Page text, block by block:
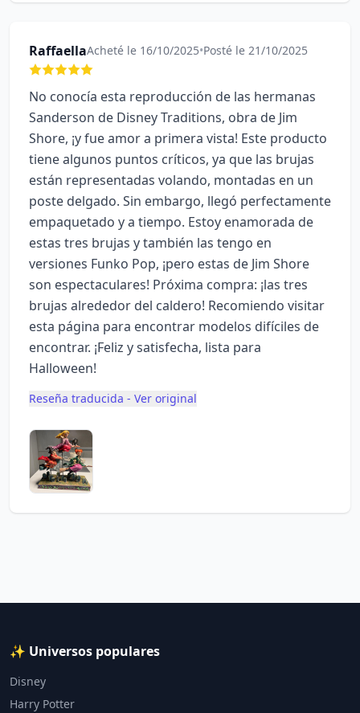
RaffaellaAcheté le 16/10/2025•Posté le 21/10/2025
No conocía esta reproducción de las hermanas
Sanderson de Disney Traditions, obra de Jim
Shore, ¡y fue amor a primera vista! Este producto
tiene algunos puntos críticos, ya que las brujas
están representadas volando, montadas en un
poste delgado. Sin embargo, llegó perfectamente
empaquetado y a tiempo. Estoy enamorada de
estas tres brujas y también las tengo en
versiones Funko Pop, ¡pero estas de Jim Shore
son espectaculares! Próxima compra: ¡las tres
brujas alrededor del caldero! Recomiendo visitar
esta página para encontrar modelos difíciles de
encontrar. ¡Feliz y satisfecha, lista para
Halloween!
Reseña traducida - Ver original
✨ Universos populares
Disney
Harry Potter